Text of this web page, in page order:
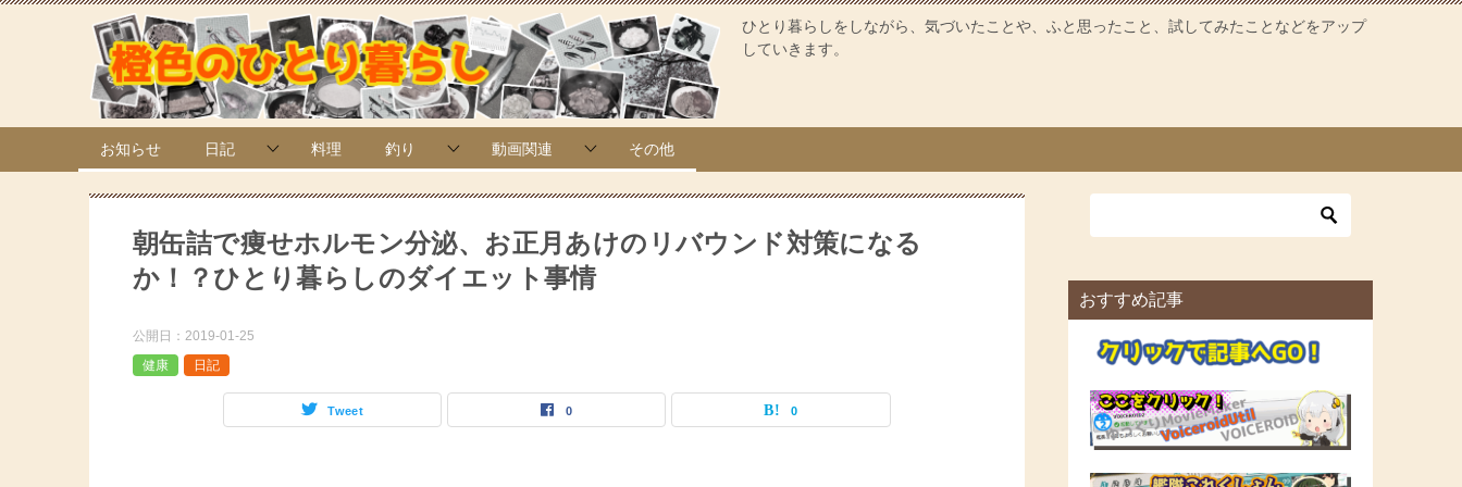
ひとり暮らしをしながら、気づいたことや、ふと思ったこと、試してみたことなどをアップ
していきます。
お知らせ 日記 料理 釣り 動画関連 その他
朝缶詰で痩せホルモン分泌、お正月あけのリバウンド対策になる
か！？ひとり暮らしのダイエット事情
公開日： 2019-01-25
健康
日記
Tweet 0 0
おすすめ記事